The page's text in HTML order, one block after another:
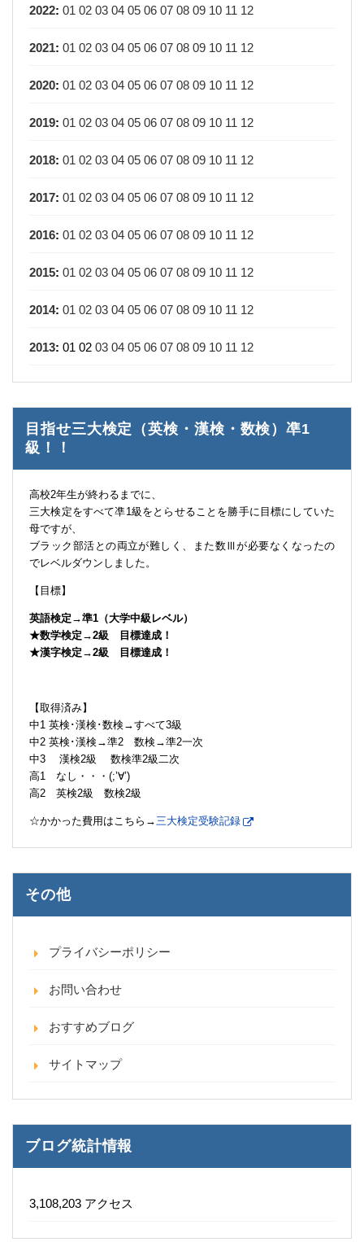
2022: 01 02 03 04 05 06 07 08 09 10 11 12
2021: 01 02 03 04 05 06 07 08 09 10 11 12
2020: 01 02 03 04 05 06 07 08 09 10 11 12
2019: 01 02 03 04 05 06 07 08 09 10 11 12
2018: 01 02 03 04 05 06 07 08 09 10 11 12
2017: 01 02 03 04 05 06 07 08 09 10 11 12
2016: 01 02 03 04 05 06 07 08 09 10 11 12
2015: 01 02 03 04 05 06 07 08 09 10 11 12
2014: 01 02 03 04 05 06 07 08 09 10 11 12
2013: 01 02 03 04 05 06 07 08 09 10 11 12
目指せ三大検定（英検・漢検・数検）凖1
級！！
高校2年生が終わるまでに、
三大検定をすべて凖1級をとらせることを勝手に目標にしていた
母ですが、
ブラック部活との両立が難しく、また数Ⅲが必要なくなったの
でレベルダウンしました。
【目標】
英語検定→準1（大学中級レベル）
★数学検定→2級 目標達成！
★漢字検定→2級 目標達成！
【取得済み】
中1 英検･漢検･数検→すべて3級
中2 英検･漢検→準2 数検→準2一次
中3 漢検2級 数検準2級二次
高1 なし・・・(;’∀’)
高2 英検2級 数検2級
☆かかった費用はこちら→三大検定受験記録
その他
プライバシーポリシー
お問い合わせ
おすすめブログ
サイトマップ
ブログ統計情報
3,108,203 アクセス